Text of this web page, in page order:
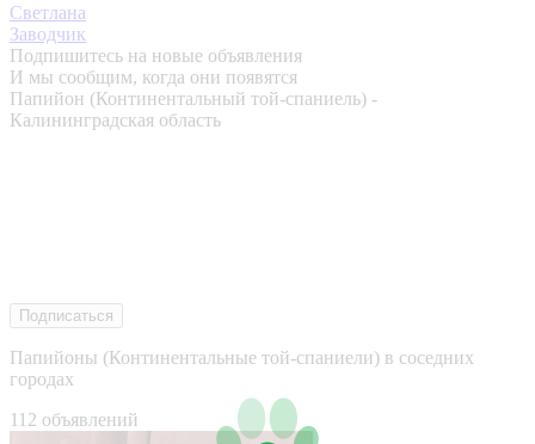
Светлана
Заводчик
Подпишитесь на новые объявления
И мы сообщим, когда они появятся
Папийон (Континентальный той-спаниель) -
Калининградская область
Подписаться
Папийоны (Континентальные той-спаниели) в соседних
городах
112 объявлений